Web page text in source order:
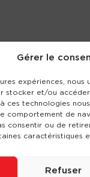
Gérer le
expériences, nous
stocker et/ou
ces technologies
comportement de
consentir ou de
caractéristiques
Refuser